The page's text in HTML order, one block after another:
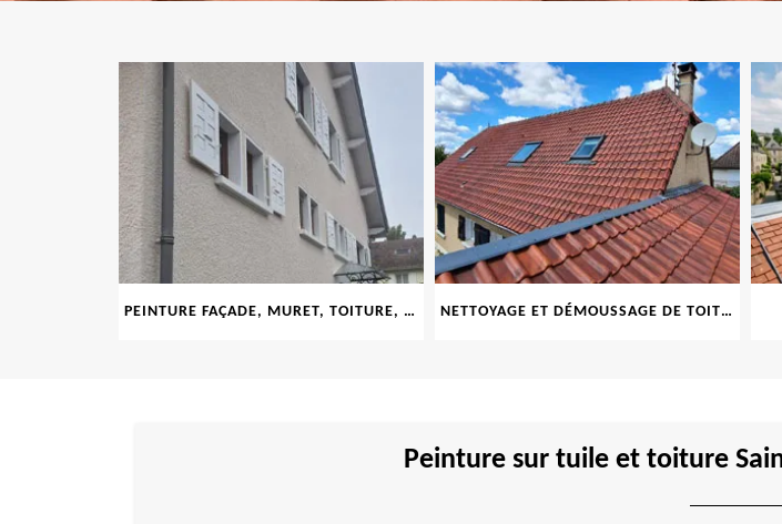
PEINTURE FAÇADE, MURET, TOITURE, BOISERIE, FERRONERIE, GOUTTIÈRE 69 NETTOYAGE ET DÉMOUSSAGE DE TOITURE ET FAÇADE 69
Peinture sur tuile et toiture